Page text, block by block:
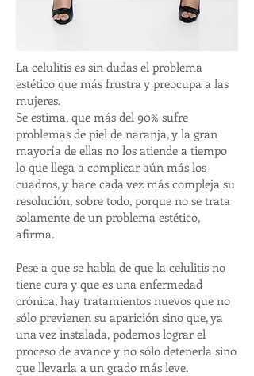
La celulitis es sin dudas el problema
estético que más frustra y preocupa a las
mujeres.
Se estima, que más del 90% sufre
problemas de piel de naranja, y la gran
mayoría de ellas no los atiende a tiempo
lo que llega a complicar aún más los
cuadros, y hace cada vez más compleja su
resolución, sobre todo, porque no se trata
solamente de un problema estético,
afirma.
Pese a que se habla de que la celulitis no
tiene cura y que es una enfermedad
crónica, hay tratamientos nuevos que no
sólo previenen su aparición sino que, ya
una vez instalada, podemos lograr el
proceso de avance y no sólo detenerla sino
que llevarla a un grado más leve.